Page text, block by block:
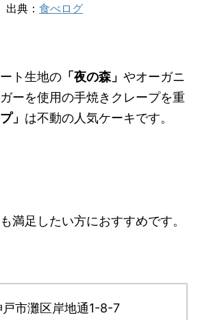
出典： 食べログ
ト生地の 「夜の森」 やオーガニ
ーを使用の手焼きクレープを重
」 は不動の人気ケーキです。
満足したい方におすすめです。
戸市灘区岸地通1-8-7